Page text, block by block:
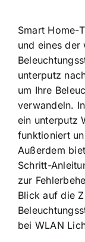
Smart Home-
und eines der
unterputz
um Ihre
verwandeln.
ein unterputz
funktioniert
Außerdem
Schritt-
zur
Blick auf die
bei WLAN